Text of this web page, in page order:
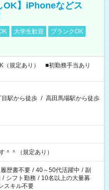
OK】iPhoneなどス
大学生歓迎
ブランクOK
規定あり） ■初勤務手当あり
目駅から徒歩 / 高田馬場駅から徒歩
＾（規定あり）
履歴書不要 / 40～50代活躍中 / 副
/ シフト勤務 / 10名以上の大量募
スキル不要